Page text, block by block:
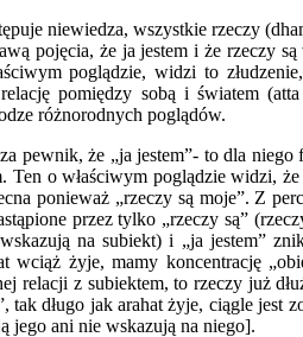
niewiedza, wszystkie rzeczy
pojęcia, że ja jestem i że rzeczy
poglądzie, widzi to
pomiędzy sobą i światem
różnorodnych poglądów.
pewnik, że „ja jestem”- to dla
Ten o właściwym poglądzie widzi,
ponieważ „rzeczy są moje”. Z
przez tylko „rzeczy są”
na subiekt) i „ja jestem”
wciąż żyje, mamy koncentrację
relacji z subiektem, to rzeczy już
tak długo jak arahat żyje, ciągle jest
jego ani nie wskazują na niego].